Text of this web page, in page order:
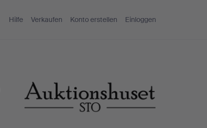
Hilfe Verkaufen Konto erstellen Einloggen